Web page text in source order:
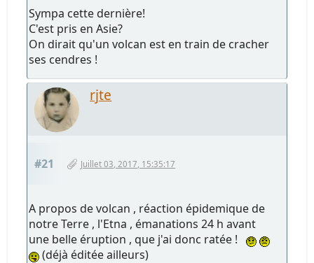
Sympa cette dernière!
C'est pris en Asie?
On dirait qu'un volcan est en train de cracher
ses cendres !
rjte
#21 Juillet 03, 2017, 15:35:17
A propos de volcan , réaction épidemique de
notre Terre , l'Etna , émanations 24 h avant
une belle éruption , que j'ai donc ratée !
(déjà éditée ailleurs)